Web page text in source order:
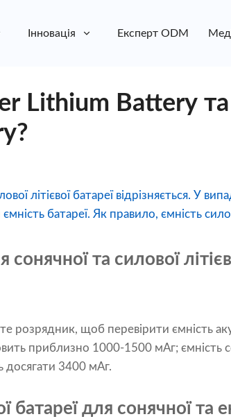
Інновація Експерт ODM
Lithium Battery
літієвої батареї відрізняється. У
батареї. Як правило, ємність
сонячної та силової
розрядник, щоб перевірити ємність
приблизно 1000-1500 мАг; ємність
досягати 3400 мАг.
батареї для сонячної та